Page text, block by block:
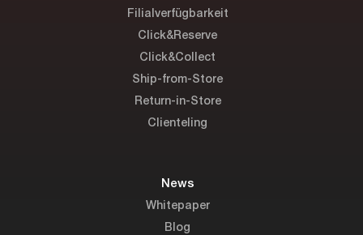
Filialverfügbarkeit
Click&Reserve
Click&Collect
Ship-from-Store
Return-in-Store
Clienteling
News
Whitepaper
Blog